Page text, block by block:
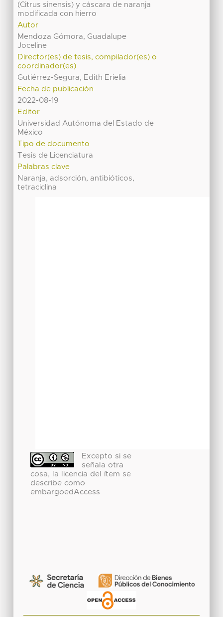
(Citrus sinensis) y cáscara de naranja
modificada con hierro
Autor
Mendoza Gómora, Guadalupe
Joceline
Director(es) de tesis, compilador(es) o
coordinador(es)
Gutiérrez-Segura, Edith Erielia
Fecha de publicación
2022-08-19
Editor
Universidad Autónoma del Estado de
México
Tipo de documento
Tesis de Licenciatura
Palabras clave
Naranja, adsorción, antibióticos,
tetraciclina
Excepto si se
señala otra
cosa, la licencia del ítem se
describe como
embargoedAccess